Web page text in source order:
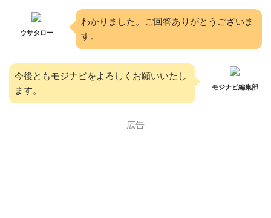
ウサタロー
わかりました。ご回答ありがとうございま
す。
今後ともモジナビをよろしくお願いいたし
ます。
モジナビ編集部
広告